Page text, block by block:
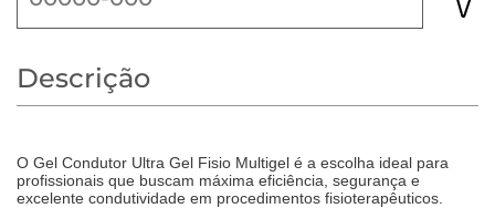
Descrição
O Gel Condutor Ultra Gel Fisio Multigel é a escolha ideal para
profissionais que buscam máxima eficiência, segurança e
excelente condutividade em procedimentos fisioterapêuticos.